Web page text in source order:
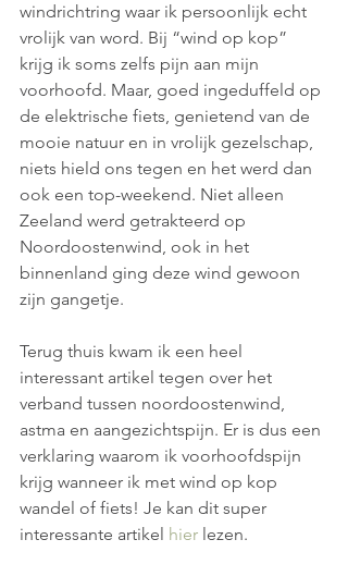
windrichtring waar ik persoonlijk echt
vrolijk van word. Bij “wind op kop”
krijg ik soms zelfs pijn aan mijn
voorhoofd. Maar, goed ingeduffeld op
de elektrische fiets, genietend van de
mooie natuur en in vrolijk gezelschap,
niets hield ons tegen en het werd dan
ook een top-weekend. Niet alleen
Zeeland werd getrakteerd op
Noordoostenwind, ook in het
binnenland ging deze wind gewoon
zijn gangetje.
Terug thuis kwam ik een heel
interessant artikel tegen over het
verband tussen noordoostenwind,
astma en aangezichtspijn. Er is dus een
verklaring waarom ik voorhoofdspijn
krijg wanneer ik met wind op kop
wandel of fiets! Je kan dit super
interessante artikel hier lezen.